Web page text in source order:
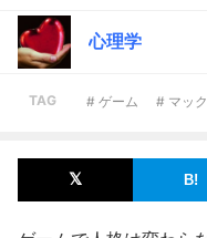
心理学
TAG # ゲーム # マッ